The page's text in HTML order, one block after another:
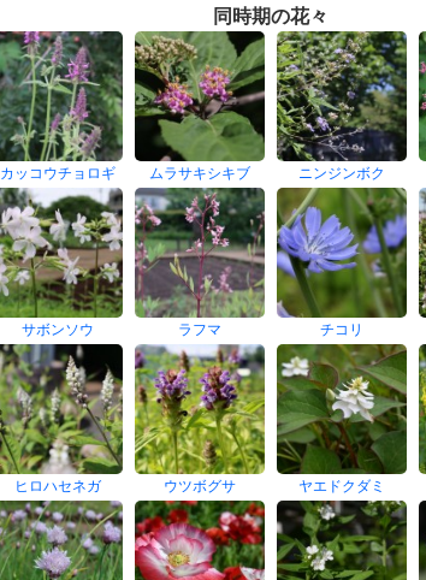
同時期の花々
カッコウチョロギ ムラサキシキブ ニンジンボク
サボンソウ ラフマ チコリ
ヒロハセネガ ウツボグサ ヤエドクダミ